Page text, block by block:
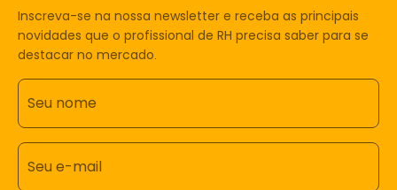
Inscreva-se na nossa newsletter e receba as principais
novidades que o profissional de RH precisa saber para se
destacar no mercado.
Seu nome
Seu e-mail